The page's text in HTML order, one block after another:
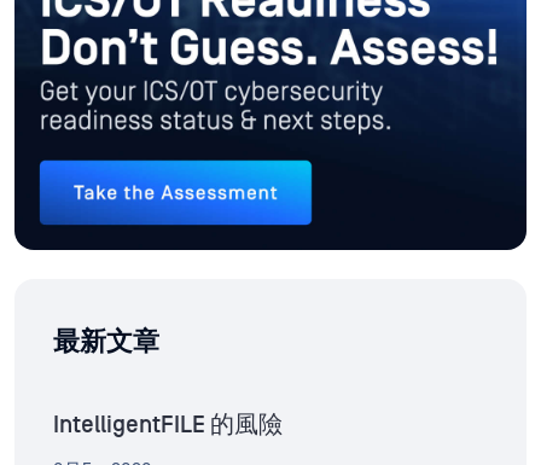
最新文章
IntelligentFILE 的風險